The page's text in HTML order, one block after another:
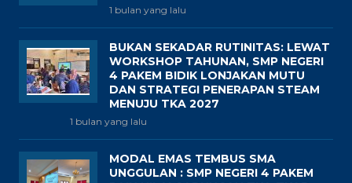
1 bulan yang lalu
BUKAN SEKADAR RUTINITAS: LEWAT
WORKSHOP TAHUNAN, SMP NEGERI
4 PAKEM BIDIK LONJAKAN MUTU
DAN STRATEGI PENERAPAN STEAM
MENUJU TKA 2027
1 bulan yang lalu
MODAL EMAS TEMBUS SMA
UNGGULAN : SMP NEGERI 4 PAKEM